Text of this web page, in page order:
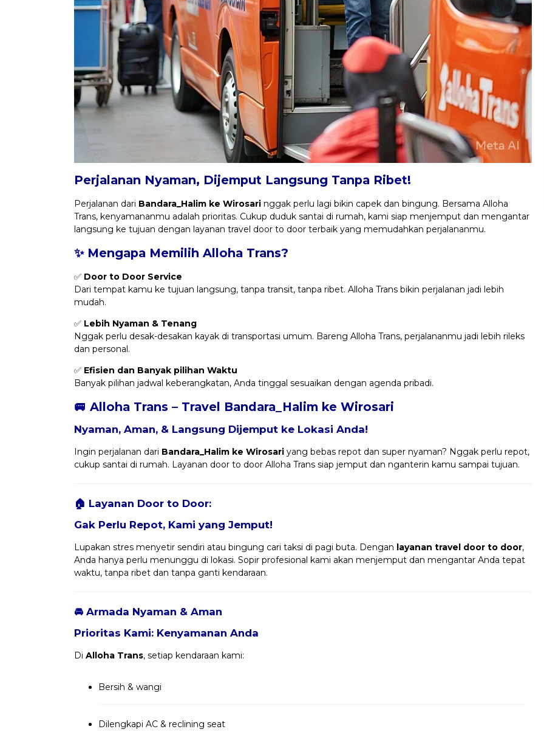
Perjalanan Nyaman, Dijemput Langsung Tanpa Ribet!
Perjalanan dari Bandara_Halim ke Wirosari nggak perlu lagi bikin capek dan bingung. Bersama Alloha
Trans, kenyamananmu adalah prioritas. Cukup duduk santai di rumah, kami siap menjemput dan mengantar
langsung ke tujuan dengan layanan travel door to door terbaik yang memudahkan perjalananmu.
✨ Mengapa Memilih Alloha Trans?
✅ Door to Door Service
Dari tempat kamu ke tujuan langsung, tanpa transit, tanpa ribet. Alloha Trans bikin perjalanan jadi lebih
mudah.
✅ Lebih Nyaman & Tenang
Nggak perlu desak-desakan kayak di transportasi umum. Bareng Alloha Trans, perjalananmu jadi lebih rileks
dan personal.
✅ Efisien dan Banyak pilihan Waktu
Banyak pilihan jadwal keberangkatan, Anda tinggal sesuaikan dengan agenda pribadi.
🚐 Alloha Trans – Travel Bandara_Halim ke Wirosari
Nyaman, Aman, & Langsung Dijemput ke Lokasi Anda!
Ingin perjalanan dari Bandara_Halim ke Wirosari yang bebas repot dan super nyaman? Nggak perlu repot,
cukup santai di rumah. Layanan door to door Alloha Trans siap jemput dan nganterin kamu sampai tujuan.
🏠 Layanan Door to Door:
Gak Perlu Repot, Kami yang Jemput!
Lupakan stres menyetir sendiri atau bingung cari taksi di pagi buta. Dengan layanan travel door to door,
Anda hanya perlu menunggu di lokasi. Sopir profesional kami akan menjemput dan mengantar Anda tepat
waktu, tanpa ribet dan tanpa ganti kendaraan.
🚘 Armada Nyaman & Aman
Prioritas Kami: Kenyamanan Anda
Di Alloha Trans, setiap kendaraan kami:
Bersih & wangi
Dilengkapi AC & reclining seat